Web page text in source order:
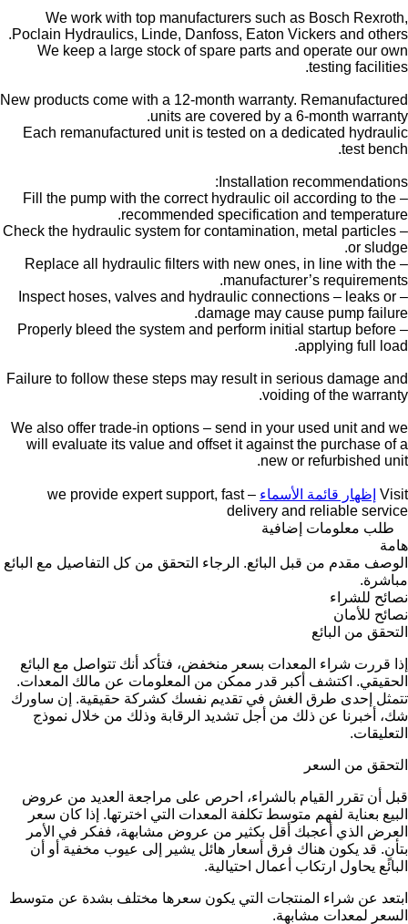
We work with top manufacturers such as Bosch Rexroth,
Poclain Hydraulics, Linde, Danfoss, Eaton Vickers and others.
We keep a large stock of spare parts and operate our own
testing facilities.
New products come with a 12-month warranty. Remanufactured
units are covered by a 6-month warranty.
Each remanufactured unit is tested on a dedicated hydraulic
test bench.
Installation recommendations:
– Fill the pump with the correct hydraulic oil according to the
recommended specification and temperature.
– Check the hydraulic system for contamination, metal particles
or sludge.
– Replace all hydraulic filters with new ones, in line with the
manufacturer’s requirements.
– Inspect hoses, valves and hydraulic connections – leaks or
damage may cause pump failure.
– Properly bleed the system and perform initial startup before
applying full load.
Failure to follow these steps may result in serious damage and
voiding of the warranty.
We also offer trade-in options – send in your used unit and we
will evaluate its value and offset it against the purchase of a
new or refurbished unit.
Visit إظهار قائمة الأسماء
– we provide expert support, fast
delivery and reliable service
طلب معلومات إضافية
هامة
الوصف مقدم من قبل البائع. الرجاء التحقق من كل التفاصيل مع البائع
مباشرة.
نصائح للشراء
نصائح للأمان
التحقق من البائع
إذا قررت شراء المعدات بسعر منخفض، فتأكد أنك تتواصل مع البائع
الحقيقي. اكتشف أكبر قدر ممكن من المعلومات عن مالك المعدات.
تتمثل إحدى طرق الغش في تقديم نفسك كشركة حقيقية. إن ساورك
شك، أخبرنا عن ذلك من أجل تشديد الرقابة وذلك من خلال نموذج
التعليقات.
التحقق من السعر
قبل أن تقرر القيام بالشراء، احرص على مراجعة العديد من عروض
البيع بعناية لفهم متوسط تكلفة المعدات التي اخترتها. إذا كان سعر
العرض الذي أعجبك أقل بكثير من عروض مشابهة، ففكر في الأمر
بتأنٍ. قد يكون هناك فرق أسعار هائل يشير إلى عيوب مخفية أو أن
البائع يحاول ارتكاب أعمال احتيالية.
ابتعد عن شراء المنتجات التي يكون سعرها مختلف بشدة عن متوسط
السعر لمعدات مشابهة.